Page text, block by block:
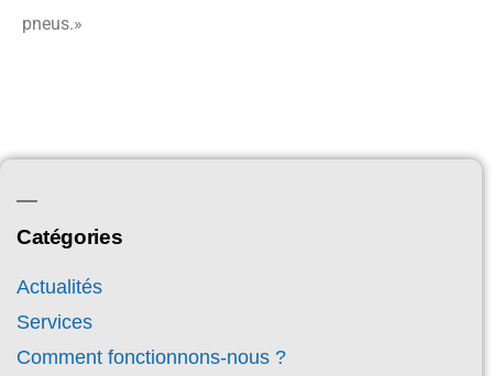
pneus.»
Catégories
Actualités
Services
Comment fonctionnons-nous ?